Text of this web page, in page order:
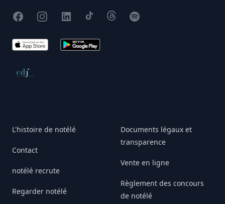
FacebookInstagram
X TikTokThreadsSpotify
App Store Google Play
Conseil de déontologie journalistique
L'histoire de notélé
Contact
notélé recrute
Regarder notélé
Documents légaux et
transparence
Vente en ligne
Règlement des concours
de notélé